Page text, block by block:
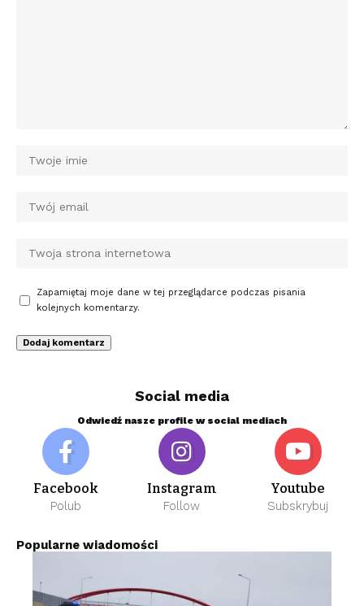
Zapamiętaj moje dane w tej przeglądarce podczas pisania
kolejnych komentarzy.
Social media
Odwiedź nasze profile w social mediach
Facebook
Polub
Instagram
Follow
Youtube
Subskrybuj
Popularne wiadomości